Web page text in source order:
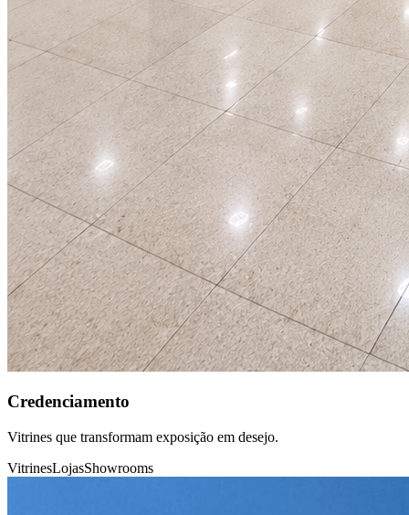
Credenciamento
Vitrines que transformam exposição em desejo.
VitrinesLojasShowrooms